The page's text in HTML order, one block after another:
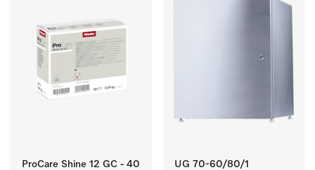
ProCare Shine 12 GC - 40
UG 70-60/80/1